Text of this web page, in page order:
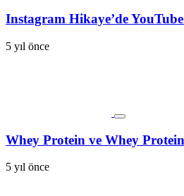
Instagram Hikaye’de
5 yıl önce
Whey Protein ve Whey
5 yıl önce